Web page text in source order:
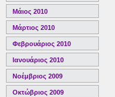
Μάιος 2010
Μάρτιος 2010
Φεβρουάριος 2010
Ιανουάριος 2010
Νοέμβριος 2009
Οκτώβριος 2009